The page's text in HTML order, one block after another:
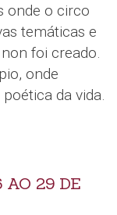
onde o circo
temáticas e
foi creado.
onde
da vida.
AO 29 DE